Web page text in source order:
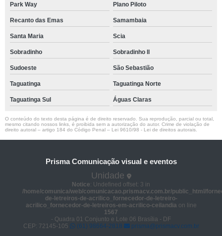
Park Way Plano Piloto
Recanto das Emas Samambaia
Santa Maria Scia
Sobradinho Sobradinho ll
Sudoeste São Sebastião
Taguatinga Taguatinga Norte
Taguatinga Sul Águas Claras
O conteúdo do texto desta página é de direito reservado. Sua reprodução, parcial ou total,
mesmo citando nossos links, é proibida sem a autorização do autor. Crime de violação de
direito autoral – artigo 184 do Código Penal – Lei 9610/98 - Lei de direitos autorais
Prisma Comunicação visual e eventos
Unidade
Notice: Undefined offset: 3 in
/home/comunica/web/comunicacao.prismacv.com.br/public_html/
de-letreiros-de-acrilico_fornecedor-de-letreiro-
acrilico_fornecedor-de-letreiros-em-acrilico-ceilandiaon line
1567
- Quadra 01 Conjunto e Lote 06 Brasília - DF
CEP: 72145-105
(61) 98664-2818 prisma@prismacv.com.br